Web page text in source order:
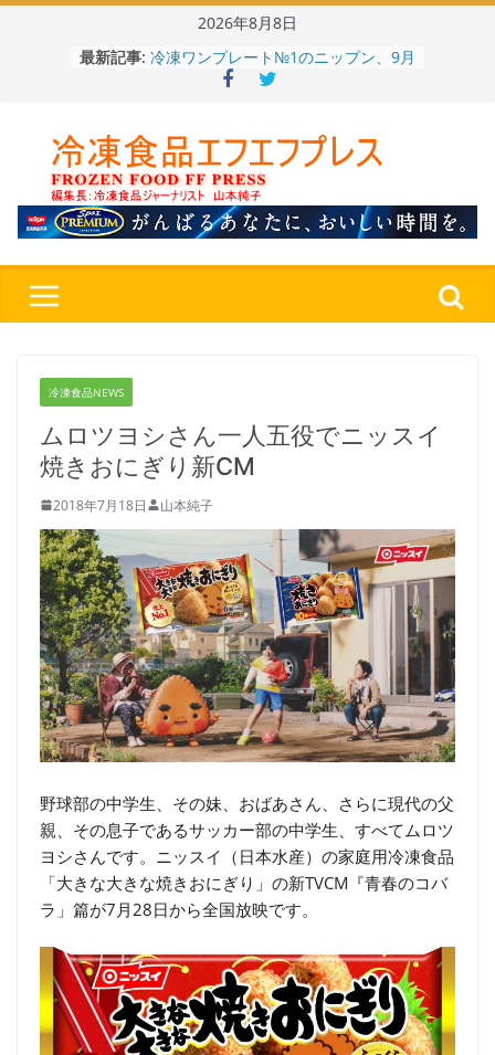
Skip
2026年8月8日
最新記事: 冷凍ワンプレート№1のニップン、9月
から新ブランド『ニップン、彩りごは
ストアで作者にご挨拶、新作”れいと
うこ～こ～”を知る
「CHEESE WONDER」5周年～夏に限
定さわやかフレーバー「CHEESE
WONDER YELLOW」復刻発売中
「同 肉うどん」
冷凍食品NEWS
ムロツヨシさん一人五役でニッスイ
焼きおにぎり新CM
2018年7月18日 山本純子
野球部の中学生、その妹、おばあさん、さらに現代の父
親、その息子であるサッカー部の中学生、すべてムロツ
ヨシさんです。ニッスイ（日本水産）の家庭用冷凍食品
「大きな大きな焼きおにぎり」の新TVCM『青春のコバ
ラ」篇が7月28日から全国放映です。